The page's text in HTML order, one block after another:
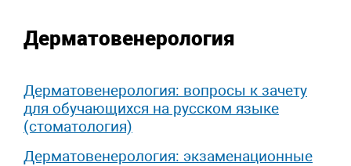
Дерматовенерология
Дерматовенерология: вопросы к зачету
для обучающихся на русском языке
(стоматология)
Дерматовенерология: экзаменационные